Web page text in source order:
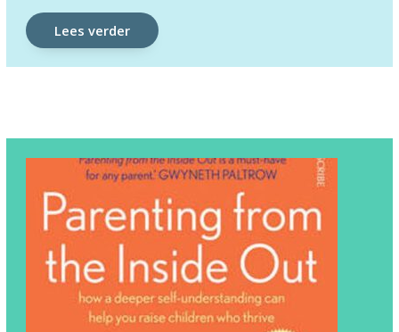
Lees verder